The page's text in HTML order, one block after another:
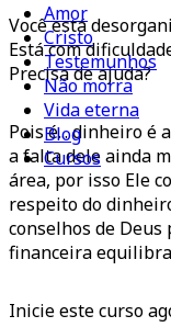
Amor
Cristo
Testemunhos
Não morra
Vida eterna
Blog
Cursos
Você está
Está com
Precisa de ajuda?
Pois é... dinheiro é
a falta dele ainda
área, por isso Ele
respeito do
conselhos de Deus
financeira
Inicie este curso